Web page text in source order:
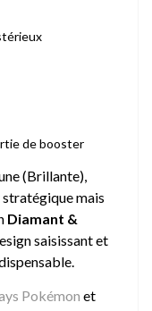
de booster
(Brillante),
mais
Diamant &
saisissant et
Pokémon et